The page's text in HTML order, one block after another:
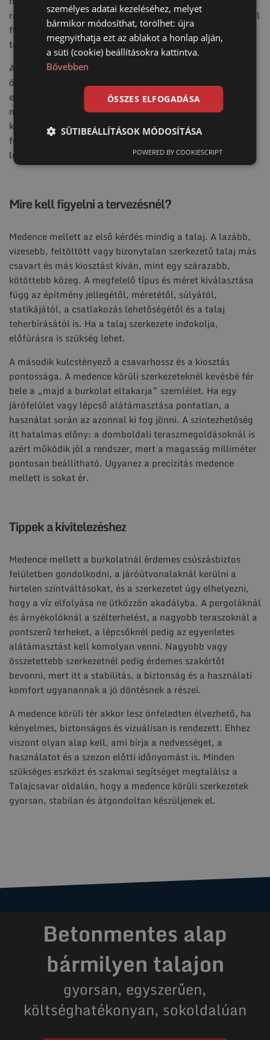
része alatt elkészülhet, és a telepítés a talajtól és mérettől
függően kézi, elektromos vagy hidraulikus megoldással
történhet.
A másik fontos előny a pontszerű alapozás. Mivel nincs
összefüggő betontest, a talaj nagy része megmarad
eredeti állapotában, és a vízelvezetés természetesebb
marad a szerkezetek között. Medence környezetében ez
különösen hasznos, mert a víznek hely kell: el kell tudnia
folyni, nem jó, ha a környező felületek mesterségesen
lezárják vagy rossz irányba terelik.
Mire kell figyelni a tervezésnél?
Medence mellett az első kérdés mindig a talaj. A lazább,
vizesebb, feltöltött vagy bizonytalan szerkezetű talaj más
csavart és más kiosztást kíván, mint egy szárazabb,
kötöttebb közeg. A megfelelő típus és méret kiválasztása
függ az építmény jellegétől, méretétől, súlyától,
statikájától, a csatlakozás lehetőségétől és a talaj
teherbírásától is. Ha a talaj szerkezete indokolja,
előfúrásra is szükség lehet.
A második kulcstényező a csavarhossz és a kiosztás
pontossága. A medence körüli szerkezeteknél kevésbé fér
bele a „majd a burkolat eltakarja” szemlélet. Ha egy
járófelület vagy lépcső alátámasztása pontatlan, a
használat során az azonnal ki fog jönni. A szintezhetőség
itt hatalmas előny: a domboldali teraszmegoldásoknál is
azért működik jól a rendszer, mert a magasság milliméter
pontosan beállítható. Ugyanez a precizitás medence
mellett is sokat ér.
Tippek a kivitelezéshez
Medence mellett a burkolatnál érdemes csúszásbiztos
felületben gondolkodni, a járóútvonalaknál kerülni a
hirtelen szintváltásokat, és a szerkezetet úgy elhelyezni,
hogy a víz elfolyása ne ütközzön akadályba. A pergoláknál
és árnyékolóknál a szélterhelést, a nagyobb teraszoknál a
pontszerű terheket, a lépcsőknél pedig az egyenletes
alátámasztást kell komolyan venni. Nagyobb vagy
összetettebb szerkezetnél pedig érdemes szakértőt
bevonni, mert itt a stabilitás, a biztonság és a használati
komfort ugyanannak a jó döntésnek a részei.
A medence körüli tér akkor lesz önfeledten élvezhető, ha
kényelmes, biztonságos és vizuálisan is rendezett. Ehhez
viszont olyan alap kell, ami bírja a nedvességet, a
használatot és a szezon előtti időnyomást is. Minden
szükséges eszközt és szakmai segítséget megtalálsz a
Talajcsavar oldalán, hogy a medence körüli szerkezetek
gyorsan, stabilan és átgondoltan készüljenek el.
Betonmentes alap
bármilyen talajon
gyorsan, egyszerűen,
költséghatékonyan, sokoldalúan
személyes adatai kezeléséhez, melyet
bármikor módosíthat, törölhet: újra
megnyithatja ezt az ablakot a honlap alján,
a süti (cookie) beállításokra kattintva.
Bővebben
ÖSSZES ELFOGADÁSA
SÜTIBEÁLLÍTÁSOK MÓDOSÍTÁSA
POWERED BY COOKIESCRIPT